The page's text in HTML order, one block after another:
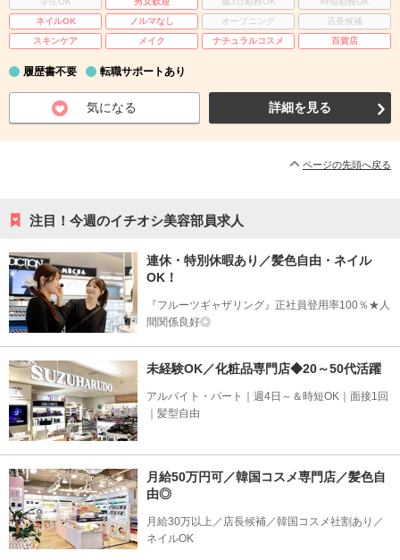
ネイルOK
ノルマなし オープニング
店長候補
スキンケア
メイク ナチュラルコスメ 百貨店
履歴書不要 転職サポートあり
気になる 詳細を見る
ページの先頭へ戻る
注目！今週のイチオシ美容部員求人
連休・特別休暇あり／髪色自由・ネイル
OK！
『フルーツギャザリング』正社員登用率100％★人
間関係良好◎
未経験OK／化粧品専門店◆20～50代活躍
アルバイト・パート｜週4日～＆時短OK｜面接1回
｜髪型自由
月給50万円可／韓国コスメ専門店／髪色自
由◎
月給30万以上／店長候補／韓国コスメ社割あり／
ネイルOK